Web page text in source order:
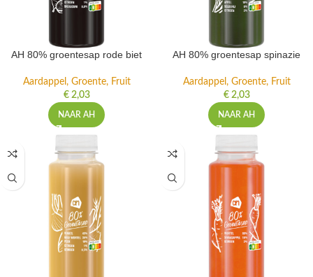
AH 80% groentesap rode biet
Aardappel, Groente, Fruit
€2,03
NAAR AH
AH 80% groentesap spinazie
Aardappel, Groente, Fruit
€2,03
NAAR AH